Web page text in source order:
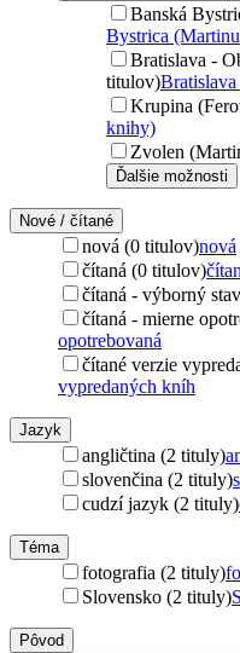
Banská
Bystrica
Bratislava -
titulov)
Krupina
knihy)
Zvolen
Ďalšie možnosti
Nové / čítané
nová (0 titulov)nová
čítaná (0 titulov)
čítaná - výborný
čítaná - mierne
opotrebovaná
čítané verzie
vypredaných kníh
Jazyk
angličtina (2 tituly)
slovenčina (2 tituly)
cudzí jazyk (2 tituly)
Téma
fotografia (2 tituly)
Slovensko (2 tituly)
Pôvod